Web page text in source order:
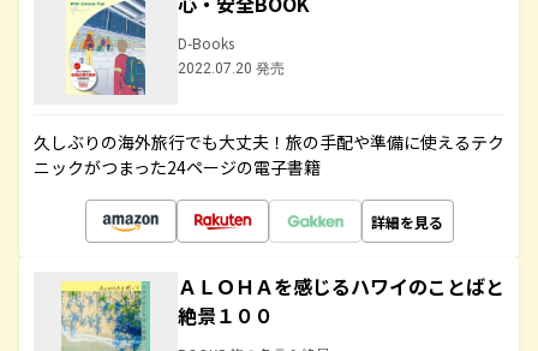
D-Books
2022.07.20 発売
久しぶりの海外旅行でも大丈夫！旅の手配や準備に使えるテク
ニックがつまった24ページの電子書籍
詳細を見る
ＡＬＯＨＡを感じるハワイのことばと
絶景１００